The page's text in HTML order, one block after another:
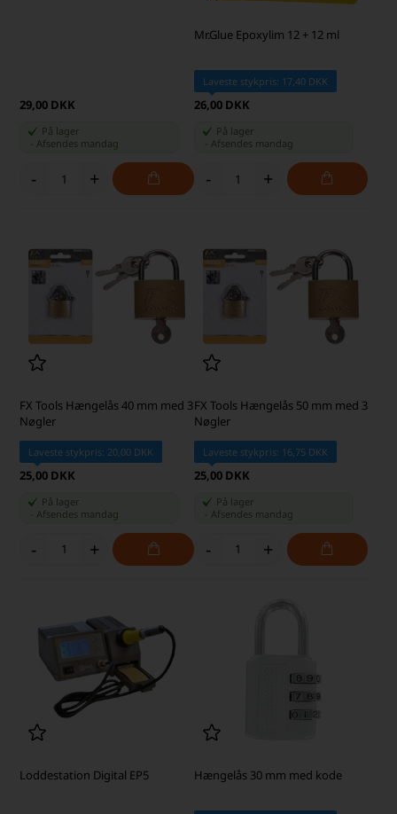
29,00 DKK
På lager
-Afsendes mandag
- +
Mr.Glue Epoxylim 12 + 12 ml
Laveste stykpris: 17,40 DKK
26,00 DKK
På lager
Afsendes mandag
- +
FX Tools Hængelås 40 mm med 3
Nøgler
Laveste stykpris: 20,00 DKK
25,00 DKK
På lager
Afsendes mandag
- +
FX Tools Hængelås 50 mm med 3
Nøgler
Laveste stykpris: 16,75 DKK
25,00 DKK
På lager
Afsendes mandag
- +
Loddestation Digital EP5 Hængelås 30 mm med kode